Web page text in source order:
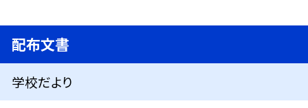
配布文書
学校だより